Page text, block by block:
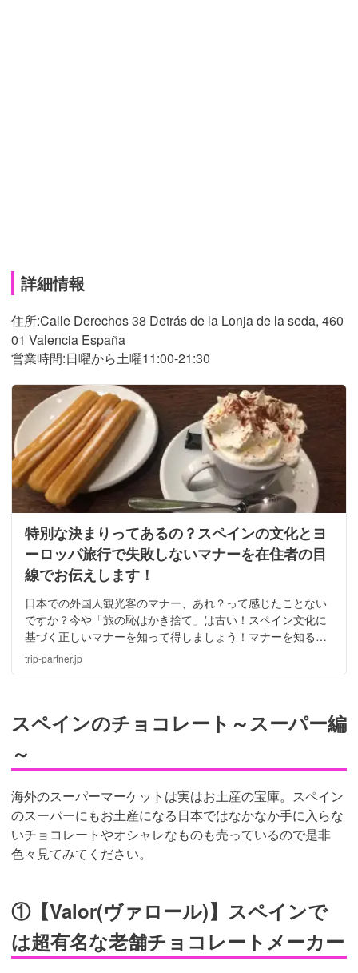
詳細情報
住所:Calle Derechos 38 Detrás de la Lonja de la seda, 460
01 Valencia España
営業時間:日曜から土曜11:00-21:30
特別な決まりってあるの？スペインの文化とヨ
ーロッパ旅行で失敗しないマナーを在住者の目
線でお伝えします！
日本での外国人観光客のマナー、あれ？って感じたことない
ですか？今や「旅の恥はかき捨て」は古い！スペイン文化に
基づく正しいマナーを知って得しましょう！マナーを知るこ
とは文化を知ること、その国への尊敬も生まれます。場面別
に見られる必要なマナーについてお伝えします。
trip-partner.jp
スペインのチョコレート～スーパー編
～
海外のスーパーマーケットは実はお土産の宝庫。スペイン
のスーパーにもお土産になる日本ではなかなか手に入らな
いチョコレートやオシャレなものも売っているので是非
色々見てみてください。
①【Valor(ヴァロール)】スペインで
は超有名な老舗チョコレートメーカー